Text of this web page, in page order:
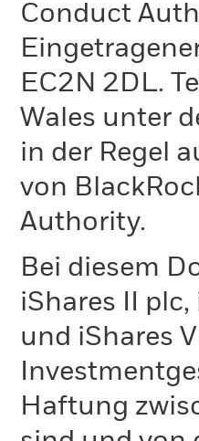
Conduct
EC2N 2DL.
Wales unter
in der Regel
von
Authority.
Bei diesem
iShares II plc,
und iShares
Haftung